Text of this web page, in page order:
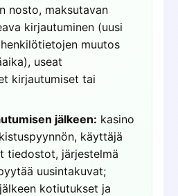
nosto, maksutavan
kirjautuminen (uusi
muutos
useat
kirjautumiset tai
jälkeen: kasino
käyttäjä
tiedostot, järjestelmä
uusintakuvat;
kotiutukset ja